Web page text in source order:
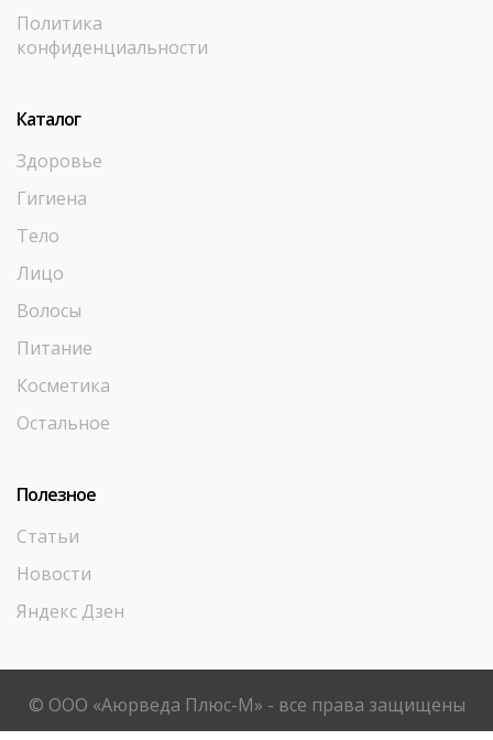
Политика
конфиденциальности
Каталог
Здоровье
Гигиена
Тело
Лицо
Волосы
Питание
Косметика
Остальное
Полезное
Статьи
Новости
Яндекс Дзен
© ООО «Аюрведа Плюс-М» - все права защищены